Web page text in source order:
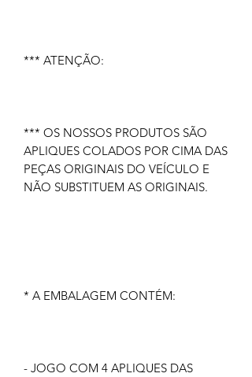
*** ATENÇÃO:
*** OS NOSSOS PRODUTOS SÃO
APLIQUES COLADOS POR CIMA DAS
PEÇAS ORIGINAIS DO VEÍCULO E
NÃO SUBSTITUEM AS ORIGINAIS.
* A EMBALAGEM CONTÉM:
- JOGO COM 4 APLIQUES DAS